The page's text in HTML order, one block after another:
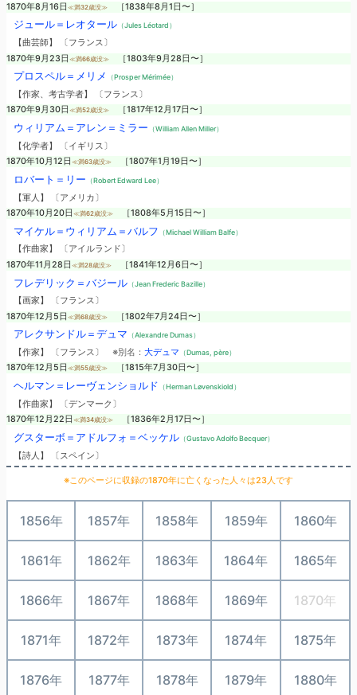
1870年8月16日 ≪満32歳没≫ ［1838年8月1日〜］
ジュール＝レオタール（Jules Léotard）
【曲芸師】 〔フランス〕
1870年9月23日 ≪満66歳没≫ ［1803年9月28日〜］
プロスペル＝メリメ （Prosper Mérimée）
【作家、考古学者】 〔フランス〕
1870年9月30日 ≪満52歳没≫ ［1817年12月17日〜］
ウィリアム＝アレン＝ミラー （William Allen Miller）
【化学者】 〔イギリス〕
1870年10月12日 ≪満63歳没≫ ［1807年1月19日〜］
ロバート＝リー （Robert Edward Lee）
【軍人】 〔アメリカ〕
1870年10月20日 ≪満62歳没≫ ［1808年5月15日〜］
マイケル＝ウィリアム＝バルフ （Michael William Balfe）
【作曲家】 〔アイルランド〕
1870年11月28日 ≪満28歳没≫ ［1841年12月6日〜］
フレデリック＝バジール（Jean Frederic Bazille）
【画家】 〔フランス〕
1870年12月5日 ≪満68歳没≫ ［1802年7月24日〜］
アレクサンドル＝デュマ （Alexandre Dumas）
【作家】 〔フランス〕 ※別名： 大デュマ （Dumas, père）
1870年12月5日 ≪満55歳没≫ ［1815年7月30日〜］
ヘルマン＝レーヴェンショルド （Herman Løvenskiold）
【作曲家】 〔デンマーク〕
1870年12月22日 ≪満34歳没≫ ［1836年2月17日〜］
グスターボ＝アドルフォ＝ベッケル（Gustavo Adolfo Becquer）
【詩人】 〔スペイン〕
※このページに収録の1870年に亡くなった人々は23人です
1856年 1857年 1858年 1859年 1860年
1861年 1862年 1863年 1864年 1865年
1866年 1867年 1868年 1869年 1870年
1871年 1872年 1873年 1874年 1875年
1876年 1877年 1878年 1879年 1880年